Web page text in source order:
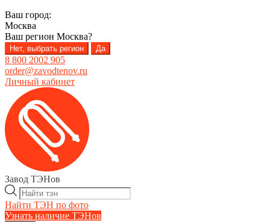
Ваш город:
Москва
Ваш регион Москва?
Нет, выбрать регион Да
8 800 2002 905
order@zavodtenov.ru
Личный кабинет
Перейти
навигации
Перейти
содержимому
Завод ТЭНов
Поиск
товаров
Найти ТЭН по фото
Узнать наличие ТЭНов